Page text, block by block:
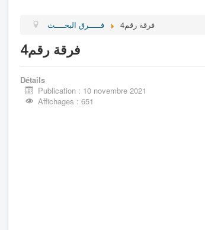
فـــــرق البحــــث فرقة رقم4
فرقة رقم4
Détails
Publication : 10 novembre 2021
Affichages : 651